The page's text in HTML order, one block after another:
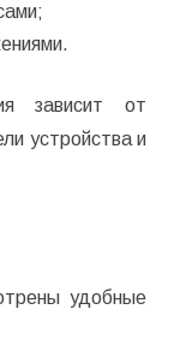
зависит от
устройства и
удобные